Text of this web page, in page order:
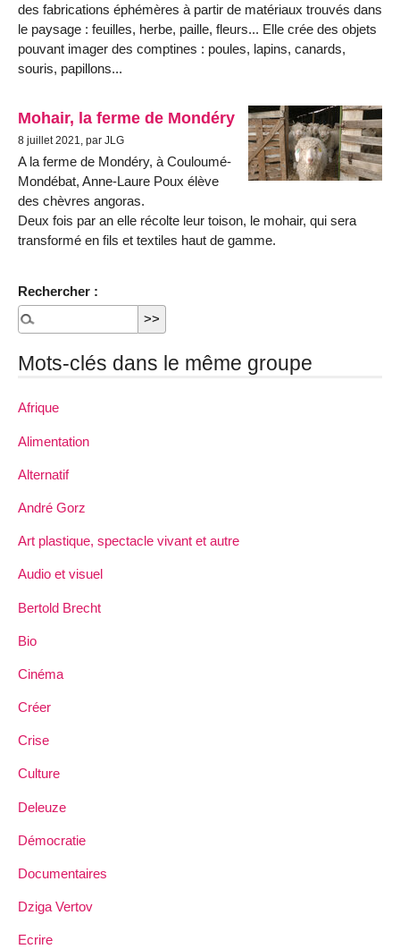
des fabrications éphémères à partir de matériaux trouvés dans
le paysage : feuilles, herbe, paille, fleurs... Elle crée des objets
pouvant imager des comptines : poules, lapins, canards,
souris, papillons...
Mohair, la ferme de Mondéry
8 juillet 2021, par JLG
A la ferme de Mondéry, à Couloumé-
Mondébat, Anne-Laure Poux élève
des chèvres angoras.
Deux fois par an elle récolte leur toison, le mohair, qui sera
transformé en fils et textiles haut de gamme.
Rechercher :
Mots-clés dans le même groupe
Afrique
Alimentation
Alternatif
André Gorz
Art plastique, spectacle vivant et autre
Audio et visuel
Bertold Brecht
Bio
Cinéma
Créer
Crise
Culture
Deleuze
Démocratie
Documentaires
Dziga Vertov
Ecrire